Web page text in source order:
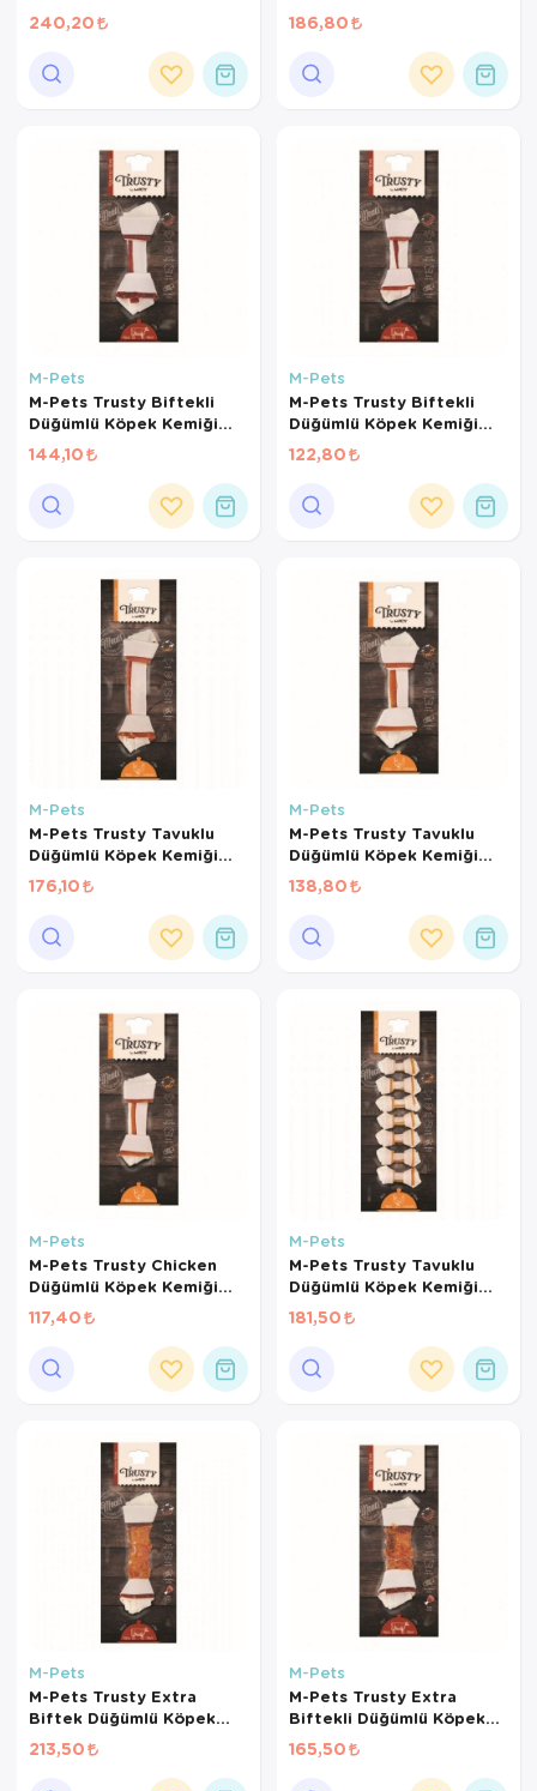
140gr 7li Paket
240,20
20cm 85gr
186,80
M-Pets
M-Pets Trusty Biftekli
Düğümlü Köpek Kemiği
15cm 65gr
144,10
M-Pets
M-Pets Trusty Biftekli
Düğümlü Köpek Kemiği
12cm 45gr
122,80
M-Pets
M-Pets Trusty Tavuklu
Düğümlü Köpek Kemiği
20cm 85gr
176,10
M-Pets
M-Pets Trusty Tavuklu
Düğümlü Köpek Kemiği
15cm 65gr
138,80
M-Pets
M-Pets Trusty Chicken
Düğümlü Köpek Kemiği
12cm 45gr
117,40
M-Pets
M-Pets Trusty Tavuklu
Düğümlü Köpek Kemiği
6cm 84gr 7li Paket
181,50
M-Pets
M-Pets Trusty Extra
Biftek Düğümlü Köpek
Kemiği 20cm 100gr
213,50
M-Pets
M-Pets Trusty Extra
Biftekli Düğümlü Köpek
Kemiği 15cm 75gr
165,50